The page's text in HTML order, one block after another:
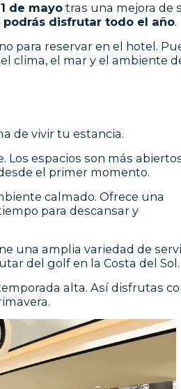
1 de mayo tras una mejora de
podrás disfrutar todo el año.
para reservar en el hotel.
clima, el mar y el ambiente
de vivir tu estancia.
espacios son más
el primer momento.
calmado. Ofrece una
para descansar y
una amplia variedad de
del golf en la Costa del Sol.
alta. Así disfrutas